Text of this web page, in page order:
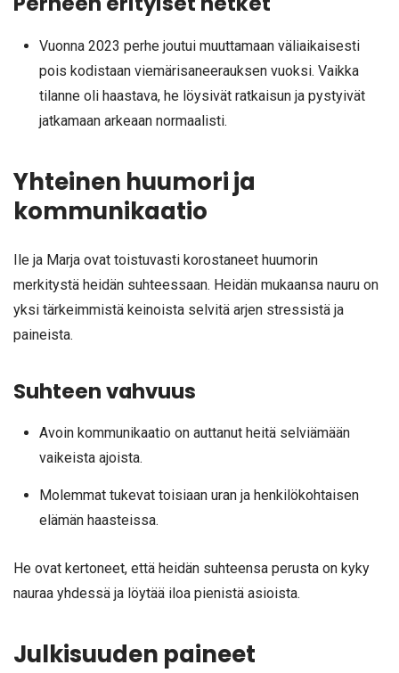
Vuonna 2023 perhe joutui muuttamaan väliaikaisesti
pois kodistaan viemärisaneerauksen vuoksi. Vaikka
tilanne oli haastava, he löysivät ratkaisun ja pystyivät
jatkamaan arkeaan normaalisti.
Yhteinen huumori ja
kommunikaatio
Ile ja Marja ovat toistuvasti korostaneet huumorin
merkitystä heidän suhteessaan. Heidän mukaansa nauru on
yksi tärkeimmistä keinoista selvitä arjen stressistä ja
paineista.
Suhteen vahvuus
Avoin kommunikaatio on auttanut heitä selviämään
vaikeista ajoista.
Molemmat tukevat toisiaan uran ja henkilökohtaisen
elämän haasteissa.
He ovat kertoneet, että heidän suhteensa perusta on kyky
nauraa yhdessä ja löytää iloa pienistä asioista.
Julkisuuden paineet